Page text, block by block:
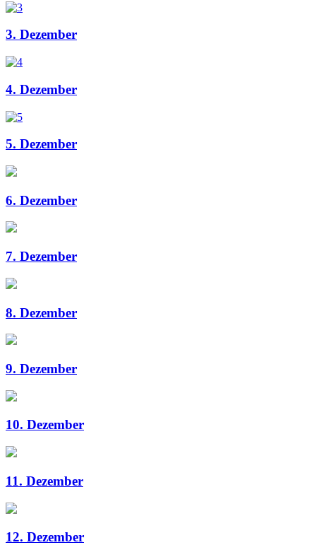
3. Dezember
4. Dezember
5. Dezember
6. Dezember
7. Dezember
8. Dezember
9. Dezember
10. Dezember
11. Dezember
12. Dezember